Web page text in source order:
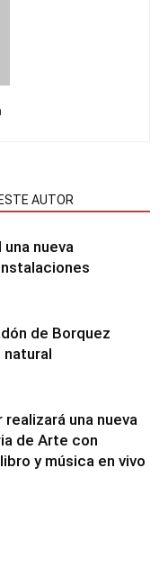
AUTOR
una nueva
de Borquez
natural
una nueva
de Arte con
y música en vivo